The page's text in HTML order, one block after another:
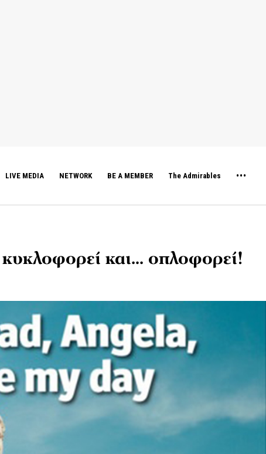
LIVE MEDIA NETWORK BE A MEMBER The Admirables
και… οπλοφορεί!